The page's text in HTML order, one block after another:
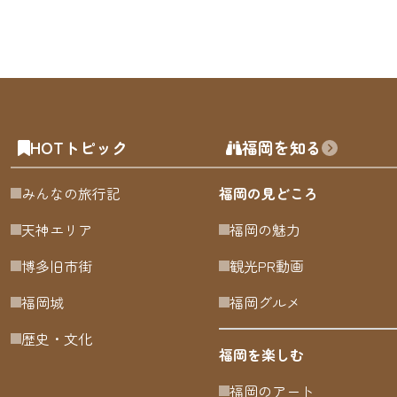
HOTトピック
みんなの旅行記
天神エリア
博多旧市街
福岡城
歴史・文化
福岡を知る
福岡の見どころ
福岡の魅力
観光PR動画
福岡グルメ
福岡を楽しむ
福岡のアート